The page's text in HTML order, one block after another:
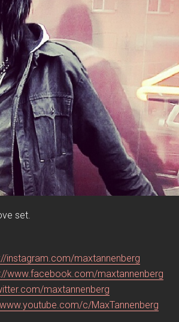
set.
instagram.com/maxtannenberg
www.facebook.com/maxtannenberg
maxtannenberg
c/MaxTannenberg